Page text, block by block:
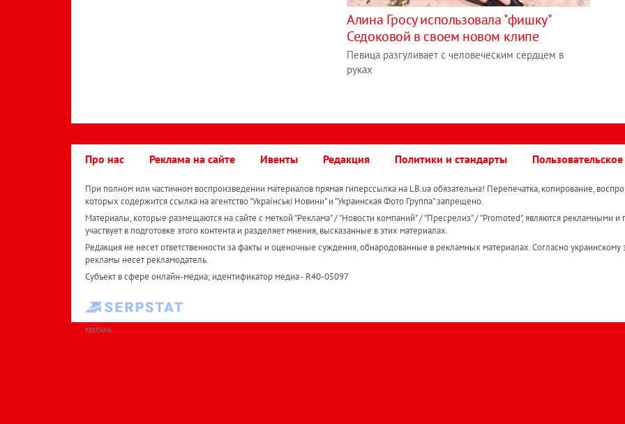
Алина Гросу использовала "фишку"
Седоковой в своем новом клипе
Певица разгуливает с человеческим сердцем в
руках
Про нас Реклама на сайте Ивенты Редакция Политики и стандарты
При полном или частичном воспроизведении материалов прямая гиперссылка на LB.ua обязательна! Перепечатка, копирование,
которых содержится ссылка на агентство "Українськi Новини" и "Украинская Фото Группа" запрещено.
Материалы, которые размещаются на сайте с меткой "Реклама" / "Новости компаний" / "Пресрелиз" / "Promoted", являются рекламными и
участвует в подготовке этого контента и разделяет мнения, высказанные в этих материалах.
Редакция не несет ответственности за факты и оценочные суждения, обнародованные в рекламных материалах. Согласно украинскому
рекламы несет рекламодатель.
Субъект в сфере онлайн-медиа; идентификатор медиа - R40-05097
РЕКЛАМА